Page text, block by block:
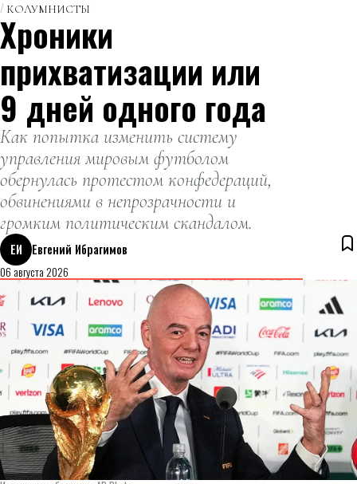
КОЛУМНИСТЫ
Хроники
прихватизации или
9 дней одного года
Как попытка изменить систему
управления мировым футболом
обернулась протестом конфедераций,
обвинениями в непрозрачности и
громким политическим скандалом.
ЕИ
Евгений Ибрагимов
06 августа 2026